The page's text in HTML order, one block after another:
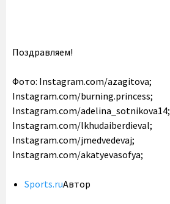
Поздравляем!
Фото: Instagram.com/azagitova;
Instagram.com/burning.princess;
Instagram.com/adelina_sotnikova14;
Instagram.com/lkhudaiberdieval;
Instagram.com/jmedvedevaj;
Instagram.com/akatyevasofya;
Sports.ruАвтор